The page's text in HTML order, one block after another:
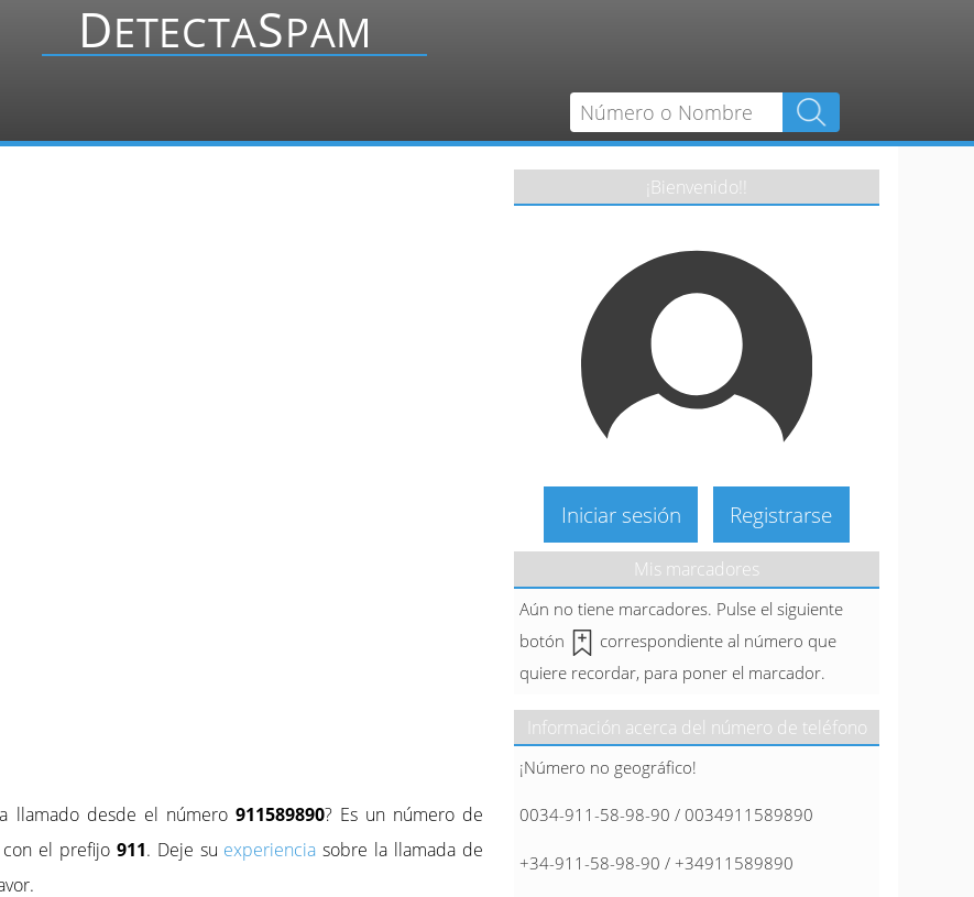
llamado desde el número 911589890? Es un número de
el prefijo 911. Deje su experiencia sobre la llamada de
¡Bienvenido!!
Iniciar sesión Registrarse
Mis marcadores
Aún no tiene marcadores. Pulse el siguiente
botón
correspondiente al número que
quiere recordar, para poner el marcador.
Información acerca del número de teléfono
¡Número no geográfico!
0034-911-58-98-90 / 0034911589890
+34-911-58-98-90 / +34911589890